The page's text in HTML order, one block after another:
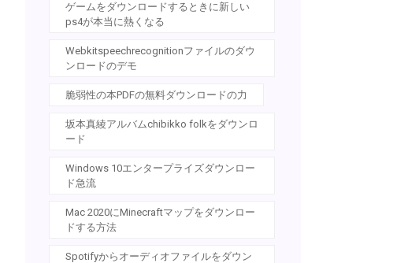
ゲームをダウンロードするときに新しい
ps4が本当に熱くなる
Webkitspeechrecognitionファイルのダウ
ンロードのデモ
脆弱性の本PDFの無料ダウンロードの力
坂本真綾アルバムchibikko folkをダウンロ
ード
Windows 10エンタープライズダウンロー
ド急流
Mac 2020にMinecraftマップをダウンロー
ドする方法
Spotifyからオーディオファイルをダウン